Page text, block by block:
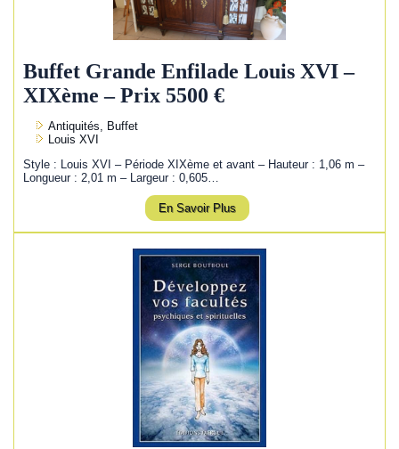
Buffet Grande Enfilade Louis XVI –
XIXème – Prix 5500 €
Antiquités, Buffet
Louis XVI
Style : Louis XVI – Période XIXème et avant – Hauteur : 1,06 m –
Longueur : 2,01 m – Largeur : 0,605…
En Savoir Plus